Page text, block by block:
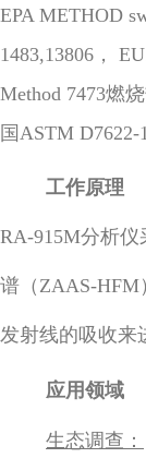
EPA METHOD
1483,13806，
Method 7473燃
国ASTM D7622-
工作原理
RA-915M分析
谱（ZAAS-HFM
发射线的吸收来
应用领域
生态调查：